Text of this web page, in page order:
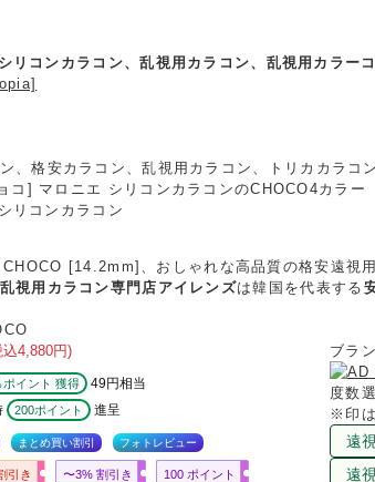
リコンカラコン、乱視用カラコン、乱視用カラ
、格安カラコン、乱視用カラコン、トリカカラ
コ] マロニエ シリコンカラコンのCHOCO4カラー
リコンカラコン
[14.2mm]、おしゃれな高品質の格安遠視
視用カラコン専門店アイレンズは韓国を代表する
込4,880円)
ポイント 獲得
49円相当
200ポイント 進呈
まとめ買い割引 フォトレビュー
引き 〜3% 割引き 100 ポイント
ブラ
度数
※印